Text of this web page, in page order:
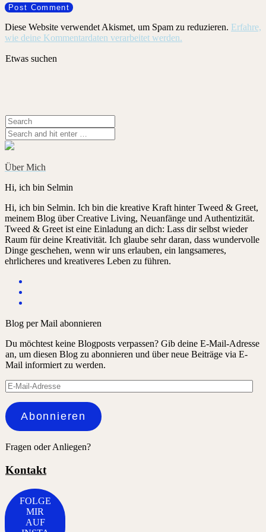
Diese Website verwendet Akismet, um Spam zu reduzieren. Erfahre,
wie deine Kommentardaten verarbeitet werden.
Etwas suchen
Über Mich
Hi, ich bin Selmin
Hi, ich bin Selmin. Ich bin die kreative Kraft hinter Tweed & Greet,
meinem Blog über Creative Living, Neuanfänge und Authentizität.
Tweed & Greet ist eine Einladung an dich: Lass dir selbst wieder
Raum für deine Kreativität. Ich glaube sehr daran, dass wundervolle
Dinge geschehen, wenn wir uns erlauben, ein langsameres,
ehrlicheres und kreativeres Leben zu führen.
Blog per Mail abonnieren
Du möchtest keine Blogposts verpassen? Gib deine E-Mail-Adresse
an, um diesen Blog zu abonnieren und über neue Beiträge via E-
Mail informiert zu werden.
E-
Mail-
Adresse
Abonnieren
Fragen oder Anliegen?
Kontakt
FOLGE
MIR
AUF